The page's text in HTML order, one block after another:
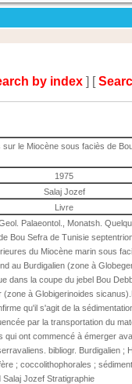
by index ] [
le Miocène sous faciès de
1975
Salaj Jozef
Livre
Palaeontol., Monatsh.
Bou Sefra de Tunisie
du Miocène marin sous
au Burdigalien (zone à
dans la coupe du jebel Bou
(zone à Globigerinoides
qu'il s'agit de la
par la transportation du
qui ont commencé à émerger
bibliogr. Burdigalien ;
; coccolithophorales ;
Jozef Stratigraphie